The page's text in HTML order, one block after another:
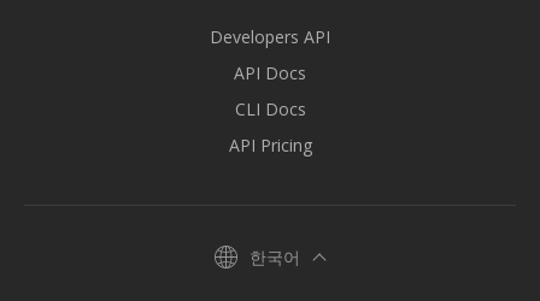
Developers API
API Docs
CLI Docs
API Pricing
한국어